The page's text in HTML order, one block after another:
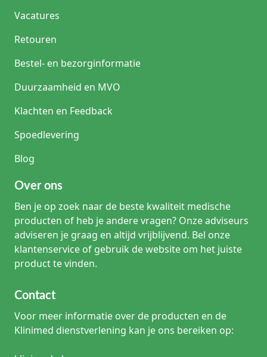
Vacatures
Retouren
Bestel- en bezorginformatie
Duurzaamheid en MVO
Klachten en Feedback
Spoedlevering
Blog
Over ons
Ben je op zoek naar de beste kwaliteit medische
producten of heb je andere vragen? Onze adviseurs
adviseren je graag en altijd vrijblijvend. Bel onze
klantenservice of gebruik de website om het juiste
product te vinden.
Contact
Voor meer informatie over de producten en de
Klinimed dienstverlening kan je ons bereiken op: